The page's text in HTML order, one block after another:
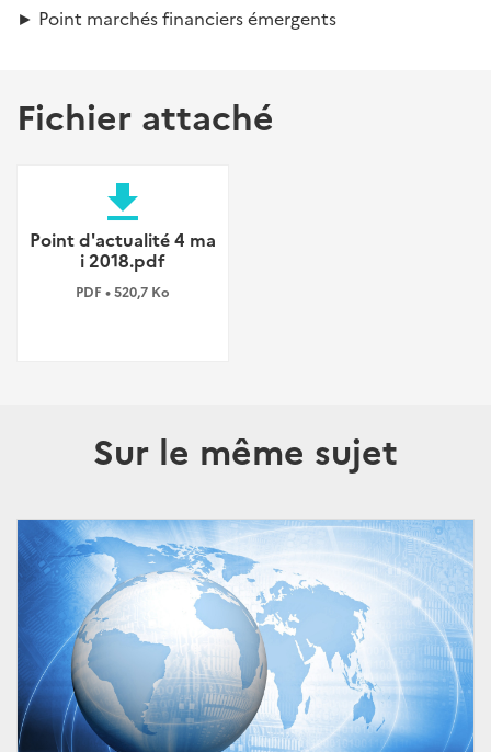
► Point marchés financiers émergents
Fichier attaché
file_download
Point d'actualité 4 ma
i 2018.pdf
PDF • 520,7 Ko
Sur le même sujet